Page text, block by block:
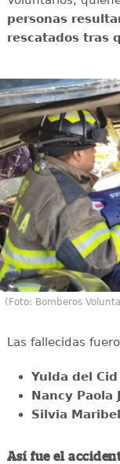
personas
rescatados tras
(Foto: Bomberos
Las fallecidas
Yulda del
Nancy Paola
Silvia
Así fue el